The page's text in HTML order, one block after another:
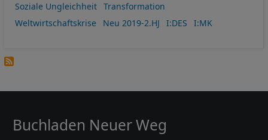
Soziale Ungleichheit
Transformation
Weltwirtschaftskrise
Neu 2019-2.HJ I:DES I:MK
Buchladen Neuer Weg